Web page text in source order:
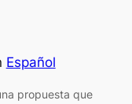
Español
propuesta que